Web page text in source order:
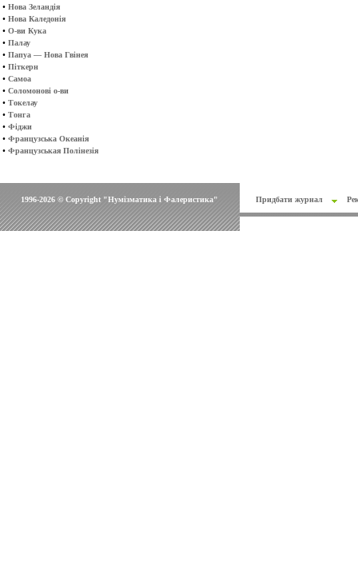
• Нова Зеландія
• Нова Каледонія
• О-ви Кука
• Палау
• Папуа — Нова Гвінея
• Піткерн
• Самоа
• Соломонові о-ви
• Токелау
• Тонга
• Фіджи
• Французська Океанія
• Французськая Полінезія
1996-2026 © Copyright "Нумізматика і Фалеристика" Придбати журнал